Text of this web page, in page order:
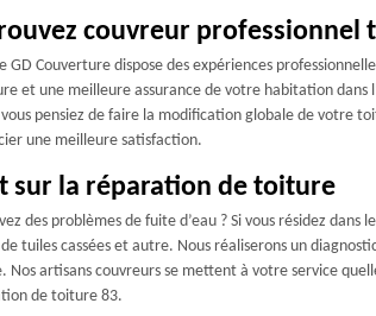
couvreur professionnel
GD Couverture dispose des expériences
et une meilleure assurance de votre habitation dans
vous pensiez de faire la modification globale de votre
une meilleure satisfaction.
sur la réparation de toiture
des problèmes de fuite d’eau ? Si vous résidez
de tuiles cassées et autre. Nous réaliserons un
Nos artisans couvreurs se mettent à votre service
de toiture 83.